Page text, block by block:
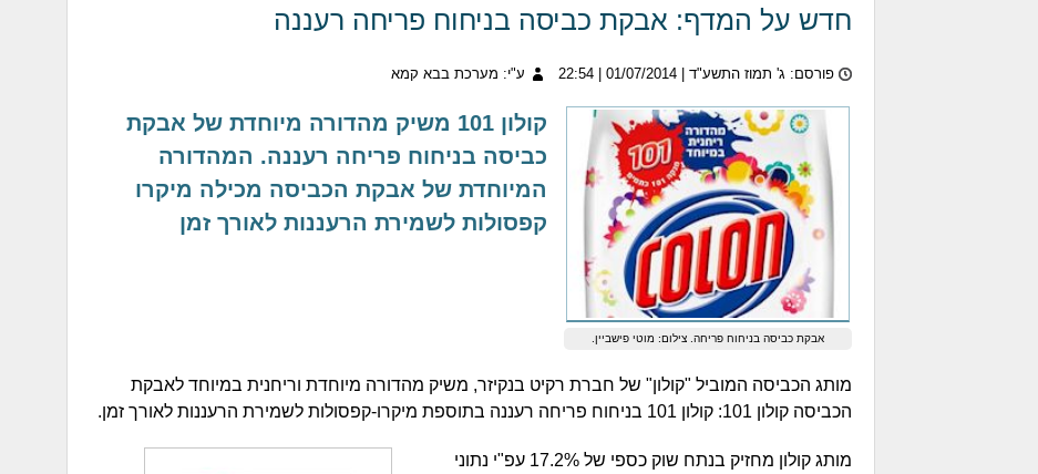
חדש על המדף: אבקת כביסה בניחוח פריחה רעננה
פורסם: ג' תמוז התשע"ד | 01/07/2014 ע"י: מערכת בבא קמא
אבקת כביסה בניחוח פריחה. צילום: מוטי פישביין.
קולון 101 משיק מהדורה מיוחדת של אבקת
כביסה בניחוח פריחה רעננה. המהדורה
המיוחדת של אבקת הכביסה מכילה מיקרו
קפסולות לשמירת הרעננות לאורך זמן
מותג הכביסה המוביל "קולון" של חברת רקיט בנקיזר, משיק מהדורה מיוחדת וריחנית במיוחד לאבקת
הכביסה קולון 101: קולון 101 בניחוח פריחה רעננה בתוספת מיקרו-קפסולות לשמירת הרעננות לאורך זמן.
מותג קולון מחזיק בנתח שוק כספי של 17.2% עפ"י נתוני